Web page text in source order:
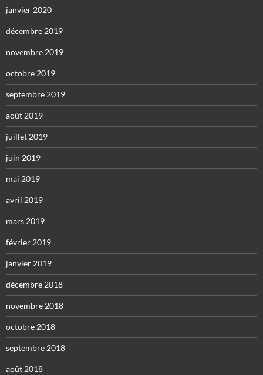
janvier 2020
décembre 2019
novembre 2019
octobre 2019
septembre 2019
août 2019
juillet 2019
juin 2019
mai 2019
avril 2019
mars 2019
février 2019
janvier 2019
décembre 2018
novembre 2018
octobre 2018
septembre 2018
août 2018